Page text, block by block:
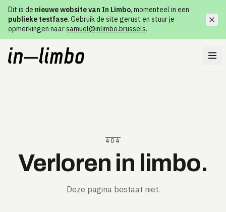
Dit is de nieuwe website van In Limbo, momenteel in een
publieke testfase. Gebruik de site gerust en stuur je
opmerkingen naarsamuel@inlimbo.brussels.
404
Verloren in limbo.
Deze pagina bestaat niet.